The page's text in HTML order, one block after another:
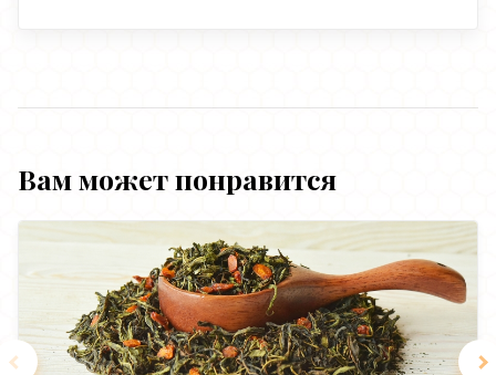
Вам может понравится